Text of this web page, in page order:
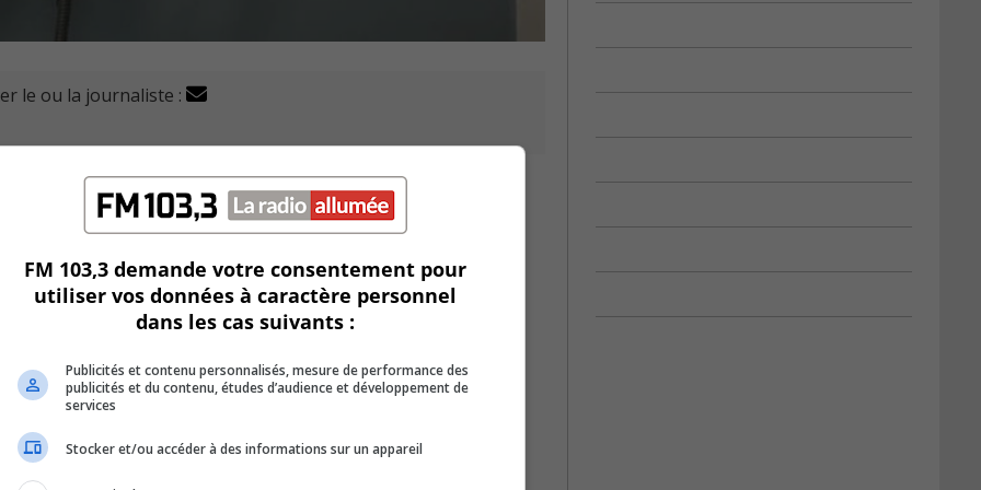
le ou la journaliste :
adaptés (AILIA) reçoit ce jeudi une aide financière de
ses activités.
$ à l’organisme longueuillois, qui couvre les années
Dorismond, a participé à l’annonce de cette contribution
de « façonner des milieux de vie plus inclusifs et
en Montérégie ».
FM 103,3 demande votre consentement pour
utiliser vos données à caractère personnel
dans les cas suivants :
Publicités et contenu personnalisés, mesure de performance des
publicités et du contenu, études d’audience et développement de
services
Stocker et/ou accéder à des informations sur un appareil